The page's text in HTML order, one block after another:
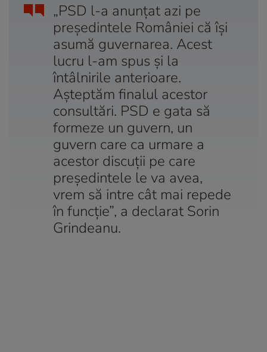
„PSD l-a anunțat azi pe
președintele României că își
asumă guvernarea. Acest
lucru l-am spus și la
întâlnirile anterioare.
Așteptăm finalul acestor
consultări. PSD e gata să
formeze un guvern, un
guvern care ca urmare a
acestor discuții pe care
președintele le va avea,
vrem să intre cât mai repede
în funcție”, a declarat Sorin
Grindeanu.